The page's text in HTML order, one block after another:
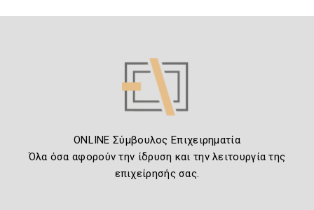
ONLINE Σύμβουλος Επιχειρηματία
Όλα όσα αφορούν την ίδρυση και την λειτουργία της
επιχείρησής σας.